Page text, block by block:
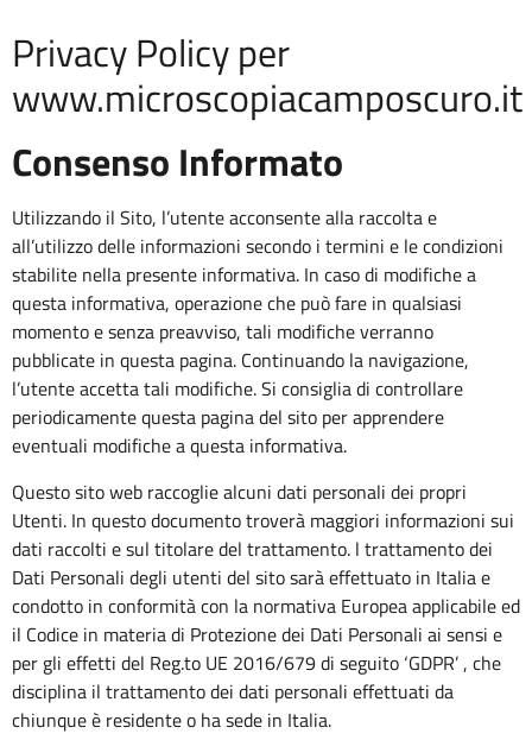
Privacy Policy per
www.microscopiacamposcuro.it
Consenso Informato
Utilizzando il Sito, l’utente acconsente alla raccolta e
all’utilizzo delle informazioni secondo i termini e le condizioni
stabilite nella presente informativa. In caso di modifiche a
questa informativa, operazione che può fare in qualsiasi
momento e senza preavviso, tali modifiche verranno
pubblicate in questa pagina. Continuando la navigazione,
l’utente accetta tali modifiche. Si consiglia di controllare
periodicamente questa pagina del sito per apprendere
eventuali modifiche a questa informativa.
Questo sito web raccoglie alcuni dati personali dei propri
Utenti. In questo documento troverà maggiori informazioni sui
dati raccolti e sul titolare del trattamento. l trattamento dei
Dati Personali degli utenti del sito sarà effettuato in Italia e
condotto in conformità con la normativa Europea applicabile ed
il Codice in materia di Protezione dei Dati Personali ai sensi e
per gli effetti del Reg.to UE 2016/679 di seguito ‘GDPR’ , che
disciplina il trattamento dei dati personali effettuati da
chiunque è residente o ha sede in Italia.